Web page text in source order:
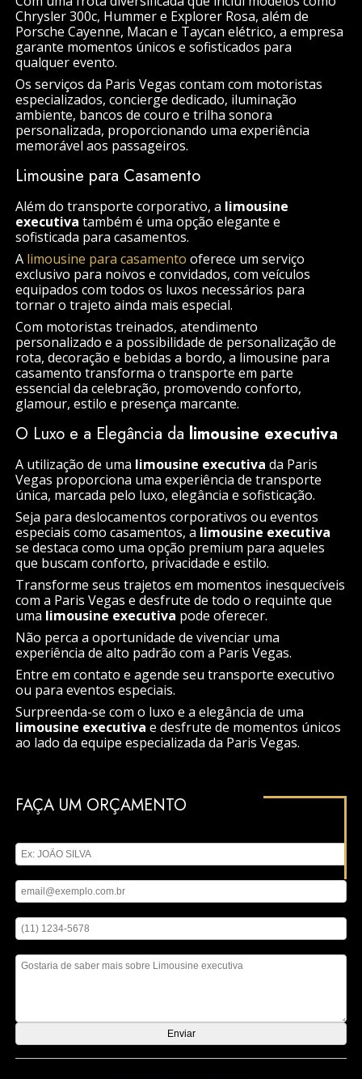
Chrysler 300c, Hummer e Explorer Rosa, além de
Porsche Cayenne, Macan e Taycan elétrico, a empresa
garante momentos únicos e sofisticados para
qualquer evento.
Os serviços da Paris Vegas contam com motoristas
especializados, concierge dedicado, iluminação
ambiente, bancos de couro e trilha sonora
personalizada, proporcionando uma experiência
memorável aos passageiros.
Limousine para Casamento
Além do transporte corporativo, a limousine
executiva também é uma opção elegante e
sofisticada para casamentos.
A limousine para casamento oferece um serviço
exclusivo para noivos e convidados, com veículos
equipados com todos os luxos necessários para
tornar o trajeto ainda mais especial.
Com motoristas treinados, atendimento
personalizado e a possibilidade de personalização de
rota, decoração e bebidas a bordo, a limousine para
casamento transforma o transporte em parte
essencial da celebração, promovendo conforto,
glamour, estilo e presença marcante.
O Luxo e a Elegância da limousine executiva
A utilização de uma limousine executiva da Paris
Vegas proporciona uma experiência de transporte
única, marcada pelo luxo, elegância e sofisticação.
Seja para deslocamentos corporativos ou eventos
especiais como casamentos, a limousine executiva
se destaca como uma opção premium para aqueles
que buscam conforto, privacidade e estilo.
Transforme seus trajetos em momentos inesquecíveis
com a Paris Vegas e desfrute de todo o requinte que
uma limousine executiva pode oferecer.
Não perca a oportunidade de vivenciar uma
experiência de alto padrão com a Paris Vegas.
Entre em contato e agende seu transporte executivo
ou para eventos especiais.
Surpreenda-se com o luxo e a elegância de uma
limousine executiva e desfrute de momentos únicos
ao lado da equipe especializada da Paris Vegas.
FAÇA UM ORÇAMENTO